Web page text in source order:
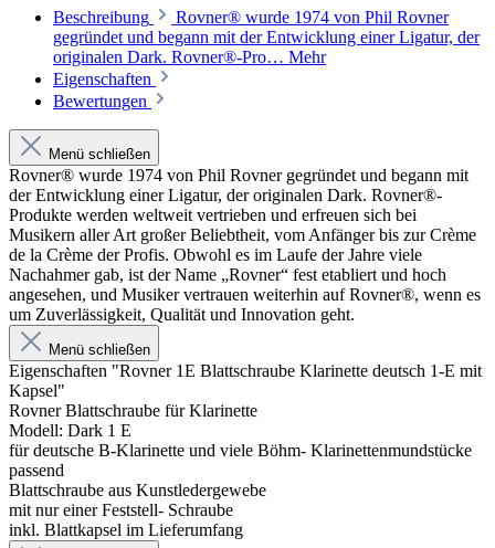
Beschreibung
Rovner® wurde 1974 von Phil Rovner
gegründet und begann mit der Entwicklung einer Ligatur, der
originalen Dark. Rovner®-Pro… Mehr
Eigenschaften
Bewertungen
Menü schließen
Rovner® wurde 1974 von Phil Rovner gegründet und begann mit
der Entwicklung einer Ligatur, der originalen Dark. Rovner®-
Produkte werden weltweit vertrieben und erfreuen sich bei
Musikern aller Art großer Beliebtheit, vom Anfänger bis zur Crème
de la Crème der Profis. Obwohl es im Laufe der Jahre viele
Nachahmer gab, ist der Name „Rovner“ fest etabliert und hoch
angesehen, und Musiker vertrauen weiterhin auf Rovner®, wenn es
um Zuverlässigkeit, Qualität und Innovation geht.
Menü schließen
Eigenschaften "Rovner 1E Blattschraube Klarinette deutsch 1-E mit
Kapsel"
Rovner Blattschraube für Klarinette
Modell: Dark 1 E
für deutsche B-Klarinette und viele Böhm- Klarinettenmundstücke
passend
Blattschraube aus Kunstledergewebe
mit nur einer Feststell- Schraube
inkl. Blattkapsel im Lieferumfang